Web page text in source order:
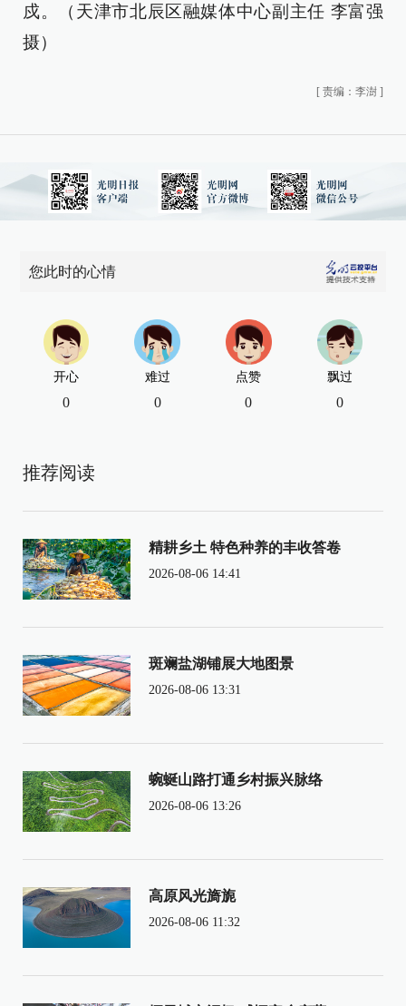
戍。（天津市北辰区融媒体中心副主任 李富强
摄）
[ 责编：李澍 ]
您此时的心情
开心
0
难过
0
点赞
0
飘过
0
推荐阅读
精耕乡土 特色种养的丰收答卷
2026-08-06 14:41
斑斓盐湖铺展大地图景
2026-08-06 13:31
蜿蜒山路打通乡村振兴脉络
2026-08-06 13:26
高原风光旖旎
2026-08-06 11:32